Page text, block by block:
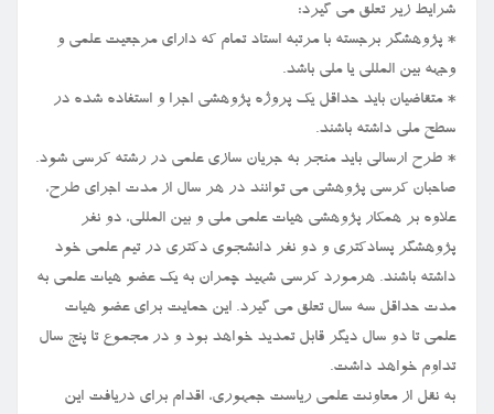
شرایط زیر تعلق می گیرد:
* پژوهشگر برجسته با مرتبه استاد تمام که دارای مرجعیت علمی و
وجهه بین المللی یا ملی باشد.
* متقاضیان باید حداقل یک پروژه پژوهشی اجرا و استفاده شده در
سطح ملی داشته باشند.
* طرح ارسالی باید منجر به جریان سازی علمی در رشته کرسی شود.
صاحبان کرسی پژوهشی می توانند در هر سال از مدت اجرای طرح،
علاوه بر همکار پژوهشی هیات علمی ملی و بین المللی، دو نفر
پژوهشگر پسادکتری و دو نفر دانشجوی دکتری در تیم علمی خود
داشته باشند. هرمورد کرسی شهید چمران به یک عضو هیات علمی به
مدت حداقل سه سال تعلق می گیرد. این حمایت برای عضو هیات
علمی تا دو سال دیگر قابل تمدید خواهد بود و در مجموع تا پنج سال
تداوم خواهد داشت.
به نقل از معاونت علمی ریاست جمهوری، اقدام برای دریافت این